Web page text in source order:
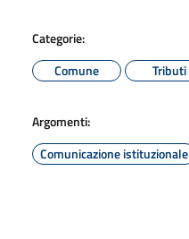
Categorie:
Comune
Tributi
Argomenti:
Comunicazione istituzionale